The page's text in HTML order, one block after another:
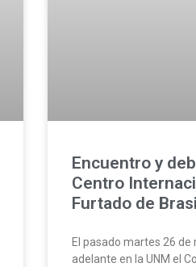
Encuentro y
Centro
Furtado de
El pasado martes 26 de
adelante en la UNM el